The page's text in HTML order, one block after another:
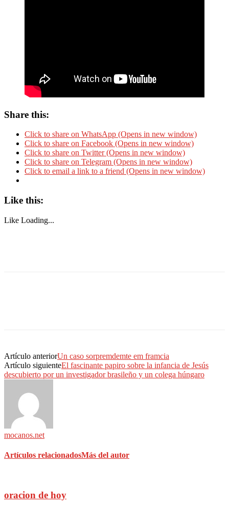
Share this:
Click to share on WhatsApp (Opens in new window)
Click to share on Facebook (Opens in new window)
Click to share on Twitter (Opens in new window)
Click to share on Telegram (Opens in new window)
Click to email a link to a friend (Opens in new window)
Like this:
Like Loading...
Artículo anteriorUn caso sorpremdemte em framcia
Artículo siguienteEl fascinante papiro sobre la infancia de Jesús
descubierto por un investigador brasileño y un colega húngaro
mocanos.net
Artículos relacionadosMás del autor
oracion de hoy